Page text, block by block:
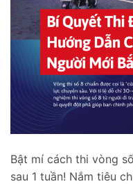
Bật mí cách thi vòng
sau 1 tuần! Nắm tiêu